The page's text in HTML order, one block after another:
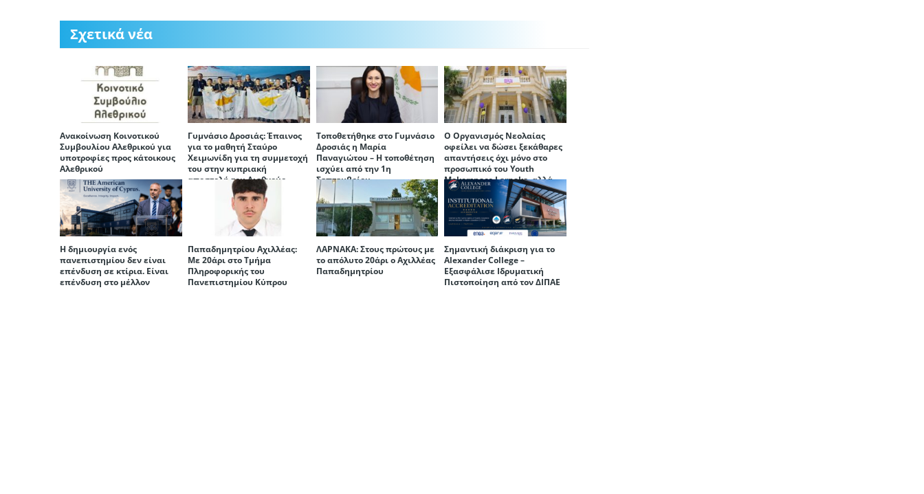
Σχετικά νέα
Ανακοίνωση Κοινοτικού
Συμβουλίου Αλεθρικού για
υποτροφίες προς κάτοικους
Αλεθρικού
Γυμνάσιο Δροσιάς: Έπαινος
για το μαθητή Σταύρο
Χειμωνίδη για τη συμμετοχή
του στην κυπριακή
αποστολή του Διεθνούς
Μαθηματικού Διαγωνισμού
Τοποθετήθηκε στο Γυμνάσιο
Δροσιάς η Μαρία
Παναγιώτου – Η τοποθέτηση
ισχύει από την 1η
Σεπτεμβρίου
Ο Οργανισμός Νεολαίας
οφείλει να δώσει ξεκάθαρες
απαντήσεις όχι μόνο στο
προσωπικό του Youth
Makerspace Larnaka, αλλά
και στην ίδια την πόλη της
Λάρνακας
Η δημιουργία ενός
πανεπιστημίου δεν είναι
επένδυση σε κτίρια. Είναι
επένδυση στο μέλλον
Παπαδημητρίου Αχιλλέας:
Με 20άρι στο Τμήμα
Πληροφορικής του
Πανεπιστημίου Κύπρου
ΛΑΡΝΑΚΑ: Στους πρώτους με
το απόλυτο 20άρι ο Αχιλλέας
Παπαδημητρίου
Σημαντική διάκριση για το
Alexander College –
Εξασφάλισε Ιδρυματική
Πιστοποίηση από τον ΔΙΠΑΕ